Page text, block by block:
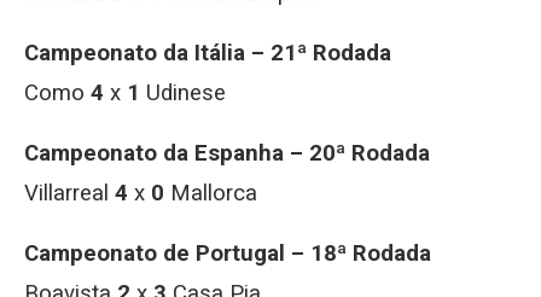
Campeonato da Itália – 21ª Rodada
Como 4 x 1 Udinese
Campeonato da Espanha – 20ª Rodada
Villarreal 4 x 0 Mallorca
Campeonato de Portugal – 18ª Rodada